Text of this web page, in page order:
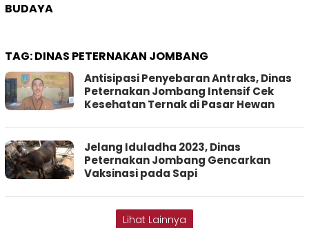
BUDAYA
TAG:DINAS PETERNAKAN JOMBANG
Antisipasi Penyebaran Antraks, Dinas
Peternakan Jombang Intensif Cek
Kesehatan Ternak di Pasar Hewan
Jelang Iduladha 2023, Dinas
Peternakan Jombang Gencarkan
Vaksinasi pada Sapi
Lihat Lainnya